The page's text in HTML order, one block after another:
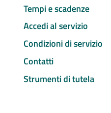
Tempi e scadenze
Accedi al servizio
Condizioni di servizio
Contatti
Strumenti di tutela